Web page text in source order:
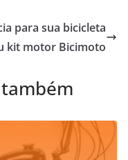
para sua bicicleta
kit motor Bicimoto